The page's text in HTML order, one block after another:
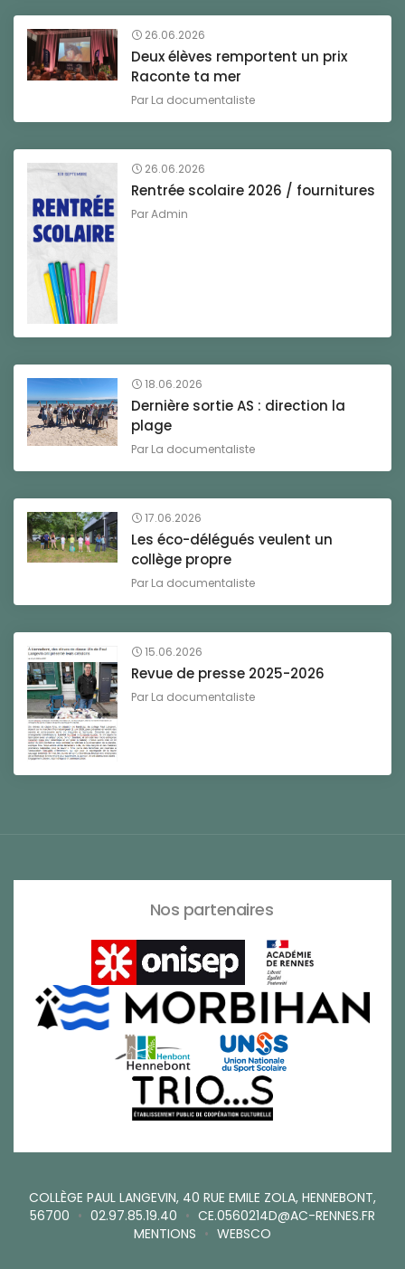
26.06.2026
Deux élèves remportent un prix
Raconte ta mer
Par La documentaliste
26.06.2026
Rentrée scolaire 2026 / fournitures
ParAdmin
18.06.2026
Dernière sortie AS : direction la
plage
Par La documentaliste
17.06.2026
Les éco-délégués veulent un
collège propre
Par La documentaliste
15.06.2026
Revue de presse 2025-2026
Par La documentaliste
Nos partenaires
COLLÈGE PAUL LANGEVIN, 40 RUE EMILE ZOLA, HENNEBONT,
56700 • 02.97.85.19.40 • CE.0560214D@AC-RENNES.FR
MENTIONS • WEBSCO